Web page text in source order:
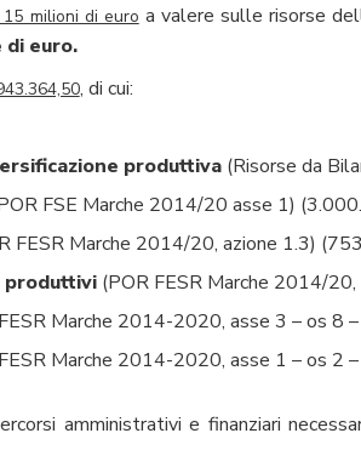
milioni di euro a valere sulle risorse
euro.
, di cui:
produttiva (Risorse da
FSE Marche 2014/20 asse 1)
FESR Marche 2014/20, azione 1.3)
produttivi(POR FESR Marche 2014/
Marche 2014-2020, asse 3 – os 8
Marche 2014-2020, asse 1 – os 2
amministrativi e finanziari